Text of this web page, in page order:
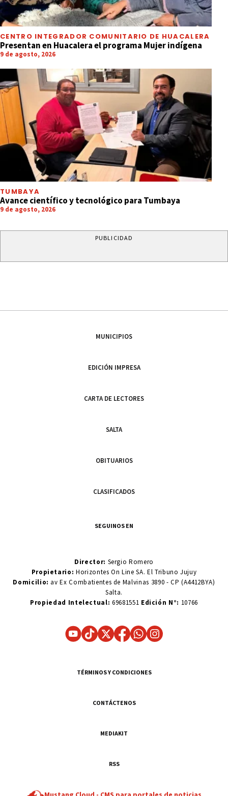
CENTRO INTEGRADOR COMUNITARIO DE HUACALERA
Presentan en Huacalera el programa Mujer indígena
9 de agosto, 2026
TUMBAYA
Avance científico y tecnológico para Tumbaya
9 de agosto, 2026
PUBLICIDAD
MUNICIPIOS
EDICIÓN IMPRESA
CARTA DE LECTORES
SALTA
OBITUARIOS
CLASIFICADOS
SEGUINOS EN
Director: Sergio Romero
Propietario:Horizontes On Line SA. El Tribuno Jujuy
Domicilio: av Ex Combatientes de Malvinas 3890 - CP (A4412BYA)
Salta.
Propiedad Intelectual: 69681551 Edición N°: 10766
TÉRMINOS Y CONDICIONES
CONTÁCTENOS
MEDIAKIT
RSS